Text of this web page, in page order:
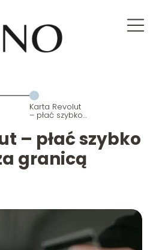
Karta Revolut
– płać szybko i
wygodnie za
granicą
– płać szybko
granicą